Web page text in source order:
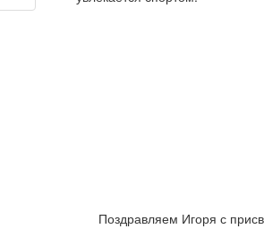
Поздравляем Игоря с